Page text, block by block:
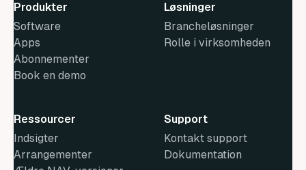
Produkter
Software
Apps
Abonnementer
Book en demo
Løsninger
Brancheløsninger
Rolle i virksomheden
Ressourcer
Indsigter
Arrangementer
Support
Kontakt support
Dokumentation